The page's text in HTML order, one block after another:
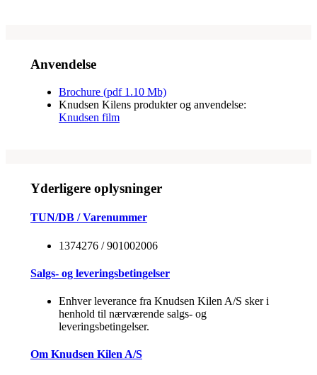
Anvendelse
Brochure (pdf 1.10 Mb)
Knudsen Kilens produkter og anvendelse:
Knudsen film
Yderligere oplysninger
TUN/DB / Varenummer
1374276 / 901002006
Salgs- og leveringsbetingelser
Enhver leverance fra Knudsen Kilen A/S sker i
henhold til nærværende salgs- og
leveringsbetingelser.
Om Knudsen Kilen A/S